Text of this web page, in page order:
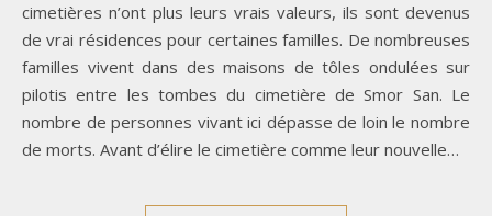
cimetières n’ont plus leurs vrais valeurs, ils sont devenus
de vrai résidences pour certaines familles. De nombreuses
familles vivent dans des maisons de tôles ondulées sur
pilotis entre les tombes du cimetière de Smor San. Le
nombre de personnes vivant ici dépasse de loin le nombre
de morts. Avant d’élire le cimetière comme leur nouvelle…